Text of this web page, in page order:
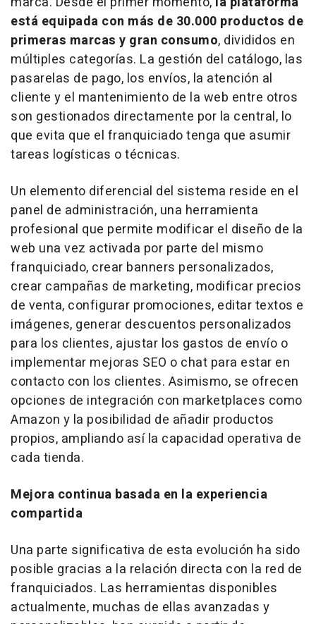
está equipada con más de 30.000 productos de
primeras marcas y gran consumo, divididos en
múltiples categorías. La gestión del catálogo, las
pasarelas de pago, los envíos, la atención al
cliente y el mantenimiento de la web entre otros
son gestionados directamente por la central, lo
que evita que el franquiciado tenga que asumir
tareas logísticas o técnicas.
Un elemento diferencial del sistema reside en el
panel de administración, una herramienta
profesional que permite modificar el diseño de la
web una vez activada por parte del mismo
franquiciado, crear banners personalizados,
crear campañas de marketing, modificar precios
de venta, configurar promociones, editar textos e
imágenes, generar descuentos personalizados
para los clientes, ajustar los gastos de envío o
implementar mejoras SEO o chat para estar en
contacto con los clientes. Asimismo, se ofrecen
opciones de integración con marketplaces como
Amazon y la posibilidad de añadir productos
propios, ampliando así la capacidad operativa de
cada tienda.
Mejora continua basada en la experiencia
compartida
Una parte significativa de esta evolución ha sido
posible gracias a la relación directa con la red de
franquiciados. Las herramientas disponibles
actualmente, muchas de ellas avanzadas y